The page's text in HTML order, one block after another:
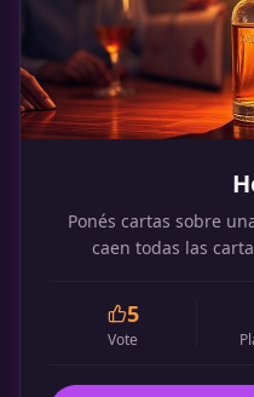
Ponés cartas sobre
caen todas las
5
Vote